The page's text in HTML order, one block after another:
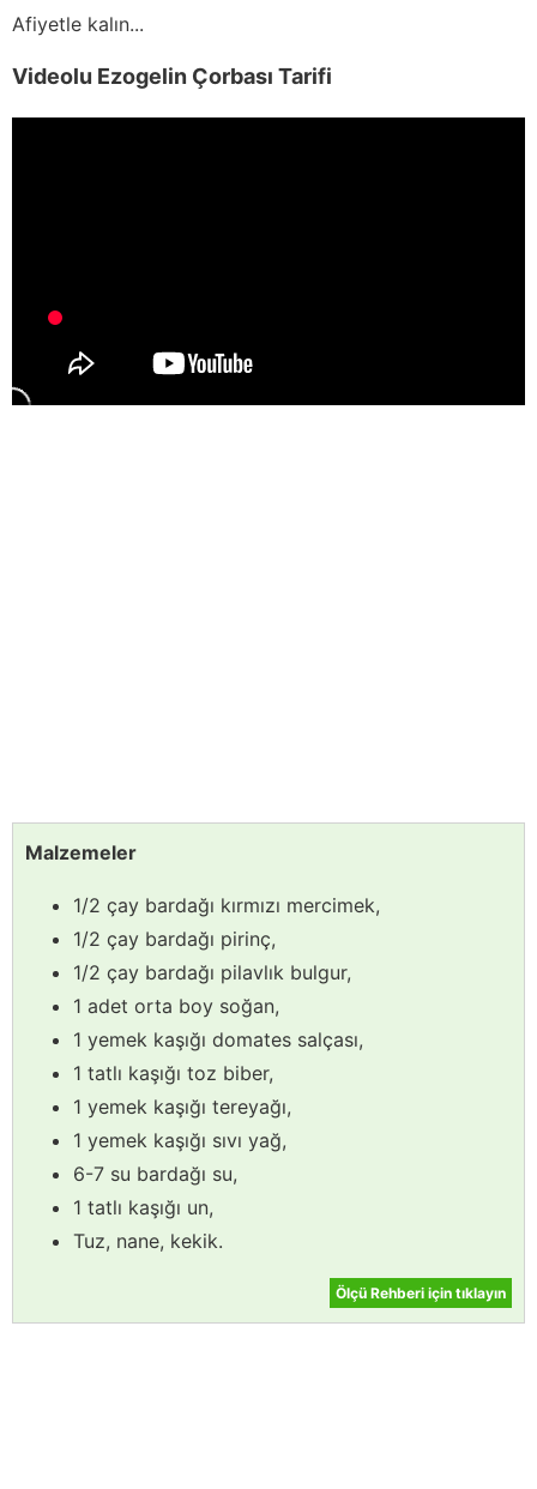
Afiyetle kalın...
Videolu Ezogelin Çorbası Tarifi
Malzemeler
1/2 çay bardağı kırmızı mercimek,
1/2 çay bardağı pirinç,
1/2 çay bardağı pilavlık bulgur,
1 adet orta boy soğan,
1 yemek kaşığı domates salçası,
1 tatlı kaşığı toz biber,
1 yemek kaşığı tereyağı,
1 yemek kaşığı sıvı yağ,
6-7 su bardağı su,
1 tatlı kaşığı un,
Tuz, nane, kekik.
Ölçü Rehberi için tıklayın